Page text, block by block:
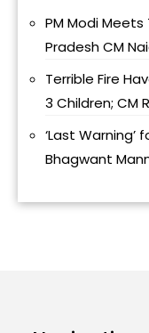
PM Modi Meets
Pradesh CM
Terrible Fire
3 Children; CM
‘Last Warning’
Bhagwant